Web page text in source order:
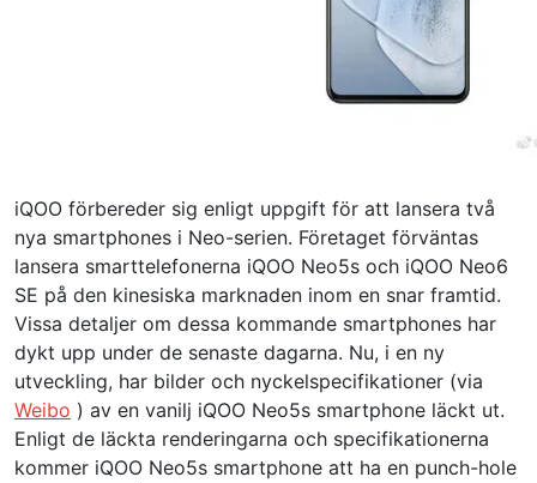
iQOO förbereder sig enligt uppgift för att lansera två
nya smartphones i Neo-serien. Företaget förväntas
lansera smarttelefonerna iQOO Neo5s och iQOO Neo6
SE på den kinesiska marknaden inom en snar framtid.
Vissa detaljer om dessa kommande smartphones har
dykt upp under de senaste dagarna. Nu, i en ny
utveckling, har bilder och nyckelspecifikationer (via
Weibo ) av en vanilj iQOO Neo5s smartphone läckt ut.
Enligt de läckta renderingarna och specifikationerna
kommer iQOO Neo5s smartphone att ha en punch-hole